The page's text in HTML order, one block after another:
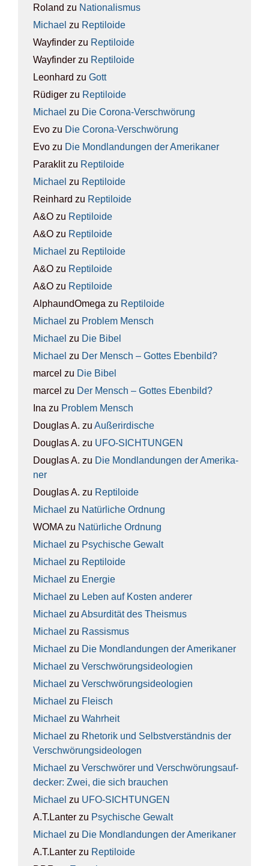
Roland zu Natio­na­lis­mus
Michael zu Rep­ti­lo­ide
Wayfinder zu Rep­ti­lo­ide
Wayfinder zu Rep­ti­lo­ide
Leonhard zu Gott
Rüdiger zu Rep­ti­lo­ide
Michael zu Die Coro­na-Ver­schwö­rung
Evo zu Die Coro­na-Ver­schwö­rung
Evo zu Die Mond­lan­dun­gen der Ame­ri­ka­ner
Paraklitzu Rep­ti­lo­ide
Michael zu Rep­ti­lo­ide
Reinhard zu Rep­ti­lo­ide
A&O zu Rep­ti­lo­ide
A&O zu Rep­ti­lo­ide
Michael zu Rep­ti­lo­ide
A&O zu Rep­ti­lo­ide
A&O zu Rep­ti­lo­ide
AlphaundOmega zu Rep­ti­lo­ide
Michael zu Pro­blem Mensch
Michael zu Die Bibel
Michael zu Der Mensch – Got­tes Eben­bild?
marcel zu Die Bibel
marcel zu Der Mensch – Got­tes Eben­bild?
Ina zu Pro­blem Mensch
Douglas A. zu Außer­ir­di­sche
Douglas A. zu UFO-SICH­TUN­GEN
Douglas A. zu Die Mond­lan­dun­gen der Ame­ri­ka­
ner
Douglas A. zu Rep­ti­lo­ide
Michael zu Natür­li­che Ord­nung
WOMAzu Natür­li­che Ord­nung
Michael zu Psy­chi­sche Gewalt
Michael zu Rep­ti­lo­ide
Michael zu Ener­gie
Michael zu Leben auf Kos­ten ande­rer
Michael zu Absur­di­tät des The­is­mus
Michael zu Ras­sis­mus
Michael zu Die Mond­lan­dun­gen der Ame­ri­ka­ner
Michael zu Ver­schwö­rungs­ideo­lo­gien
Michael zu Ver­schwö­rungs­ideo­lo­gien
Michael zu Fleisch
Michael zu Wahr­heit
Michael zu Rhe­to­rik und Selbst­ver­ständ­nis der
Ver­schwö­rungs­ideo­lo­gen
Michael zu Ver­schwö­rer und Ver­schwö­rungs­auf­
de­cker: Zwei, die sich brau­chen
Michael zu UFO-SICH­TUN­GEN
A.T.Lanter zu Psy­chi­sche Gewalt
Michael zu Die Mond­lan­dun­gen der Ame­ri­ka­ner
A.T.Lanter zu Rep­ti­lo­ide